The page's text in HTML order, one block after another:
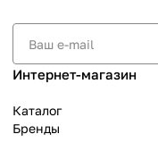
Интернет-магазин
Каталог
Бренды